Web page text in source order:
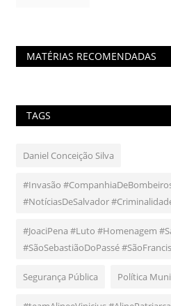
MATÉRIAS RECOMENDADAS
TAGS
Daniel Conceição Silva
#Invasão
#NotíciasDeSalvador
#JoaciPena #Luto #Homenagem
#SãoSebastiãoDoPassé
Segurança Pública Política